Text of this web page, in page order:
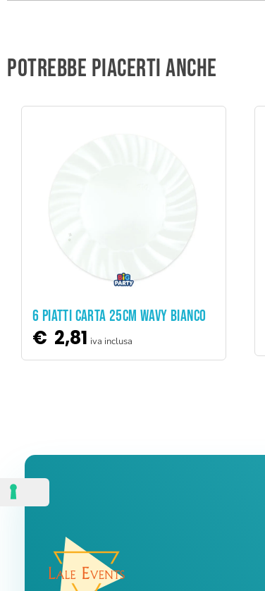
Potrebbe piacerti anche
ADD TO CART
6 PIATTI CARTA 25CM WAVY BIANCO
€ 2,81 iva inclusa